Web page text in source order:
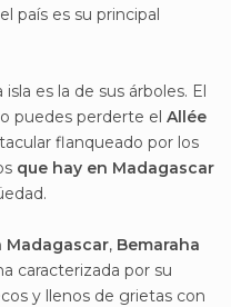
país es su principal
es la de sus árboles. El
puedes perderte el Allée
flanqueado por los
que hay en Madagascar
Madagascar, Bemaraha
caracterizada por su
y llenos de grietas con